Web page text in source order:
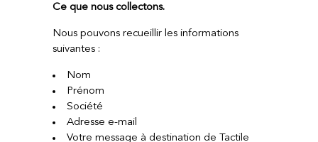
Ce que nous collectons.
Nous pouvons recueillir les informations
suivantes :
Nom
Prénom
Société
Adresse e-mail
Votre message à destination de Tactile